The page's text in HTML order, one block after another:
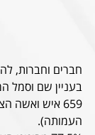
חברים וחברות,
בעניין שם וסמל
העמותה).